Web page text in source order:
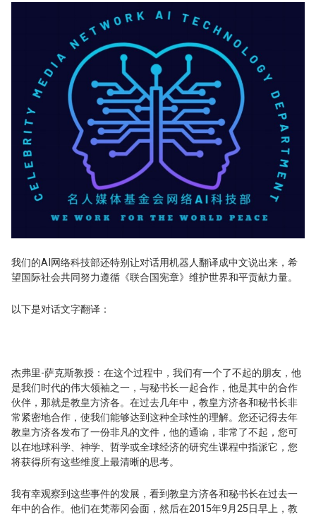
我们的AI网络科技部还特别让对话用机器人翻译成中文说出来，希
望国际社会共同努力遵循《联合国宪章》维护世界和平贡献力量。
以下是对话文字翻译：
杰弗里-萨克斯教授：在这个过程中，我们有一个了不起的朋友，他
是我们时代的伟大领袖之一，与秘书长一起合作，他是其中的合作
伙伴，那就是教皇方济各。在过去几年中，教皇方济各和秘书长非
常紧密地合作，使我们能够达到这种全球性的理解。您还记得去年
教皇方济各发布了一份非凡的文件，他的通谕，非常了不起，您可
以在地球科学、神学、哲学或全球经济的研究生课程中指派它，您
将获得所有这些维度上最清晰的思考。
我有幸观察到这些事件的发展，看到教皇方济各和秘书长在过去一
年中的合作。他们在梵蒂冈会面，然后在2015年9月25日早上，教